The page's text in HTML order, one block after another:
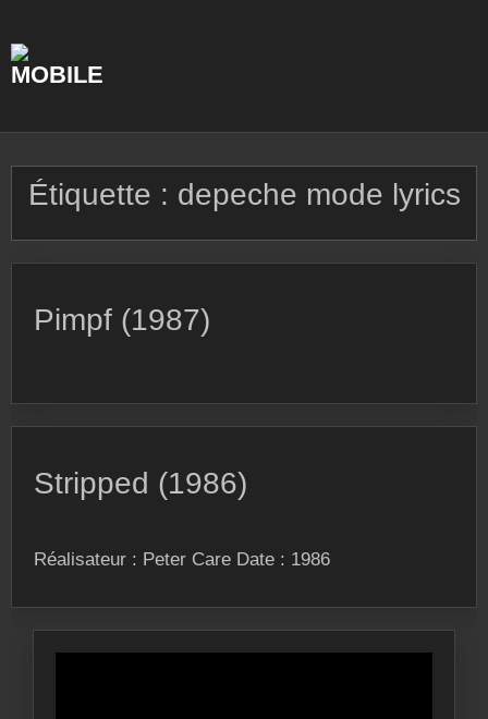
content
Étiquette : depeche mode lyrics
Pimpf (1987)
Stripped (1986)
Réalisateur : Peter Care Date : 1986